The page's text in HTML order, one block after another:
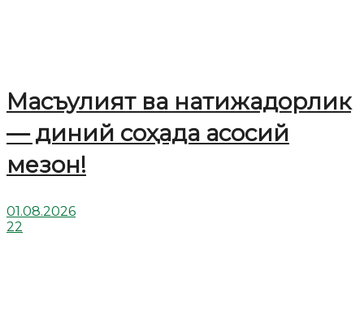
Масъулият ва натижадорлик
— диний соҳада асосий
мезон!
01.08.2026
22